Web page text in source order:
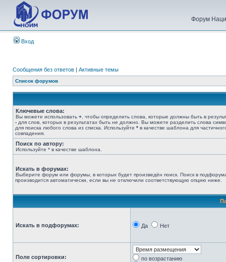
Форум
Вход
Сообщения без ответов | Активные темы
Список форумов
Ключевые слова:
Вы можете использовать + , чтобы определить слова, которые должны быть в
- для слов, которых в результатах быть не должно. Вы можете разделить слова
для поиска любого слова из списка. Используйте * в качестве шаблона для
совпадения.
Поиск по автору:
Используйте * в качестве шаблона.
Искать в форумах:
Выберите форум или форумы, в которых будет произведён поиск. Поиск в
производится автоматически, если вы не отключили соответствующую опцию ниже.
Искать в подфорумах: Да Нет
Поле сортировки:
по возрастанию